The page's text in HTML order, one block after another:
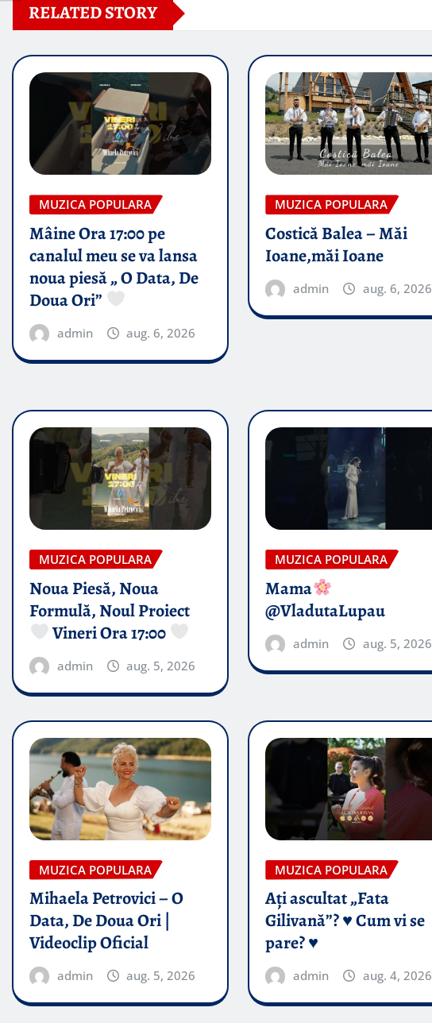
RELATED STORY
MUZICA POPULARA
Mâine Ora 17:00 pe
canalul meu se va lansa
noua piesă „ O Data, De
Doua Ori”
admin aug. 6, 2026
MUZICA POPULARA
Costică Balea – Măi
Ioane,măi Ioane
admin aug. 6, 2026
MUZICA POPULARA
Noua Piesă, Noua
Formulă, Noul Proiect
Vineri Ora 17:00
admin aug. 5, 2026
MUZICA POPULARA
Mama
@VladutaLupau
admin aug. 5, 2026
MUZICA POPULARA
Mihaela Petrovici – O
Data, De Doua Ori |
Videoclip Oficial
admin aug. 5, 2026
MUZICA POPULARA
Ați ascultat „Fata
Gilivană”? ♥️ Cum vi se
pare? ♥️
admin aug. 4, 2026